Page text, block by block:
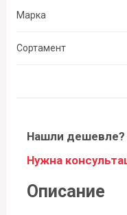
Марка
Сортамент
Нашли дешевле?
Нужна
Описание